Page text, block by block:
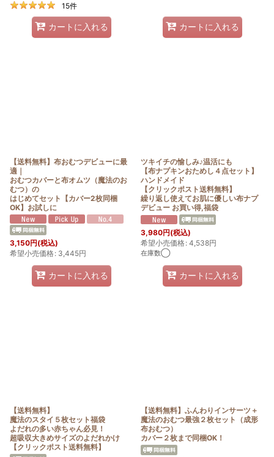
15件
カートに入れる カートに入れる
【送料無料】布おむつデビューに最
適｜
おむつカバーと布オムツ（魔法のお
むつ）の
はじめてセット【カバー2枚同梱
OK】お試しに
3,150円(税込)
希望小売価格: 3,445円
カートに入れる
ツキイチの愉しみ♪温活にも
【布ナプキンおためし４点セット】
ハンドメイド
【クリックポスト送料無料】
繰り返し使えてお肌に優しい布ナプ
デビュー お買い得,福袋
3,980円(税込)
希望小売価格: 4,538円
在庫数◯
カートに入れる
【送料無料】
魔法のスタイ５枚セット福袋
よだれの多い赤ちゃん必見！
超吸収大きめサイズのよだれかけ
【クリックポスト送料無料】
【送料無料】ふんわりインサーツ＋
魔法のおむつ最強２枚セット（成形
布おむつ）
カバー２枚まで同梱OK！